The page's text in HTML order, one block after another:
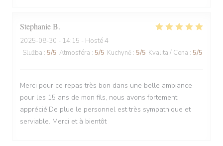
StephanieB
2025-08-30 - 14:15 - Hosté 4
Služba : 5/5 Atmosféra : 5/5 Kuchyně : 5/5 Kvalita / Cena : 5/5
Merci pour ce repas très bon dans une belle ambiance
pour les 15 ans de mon fils, nous avons fortement
apprécié.De plue le personnel est très sympathique et
serviable. Merci et à bientôt